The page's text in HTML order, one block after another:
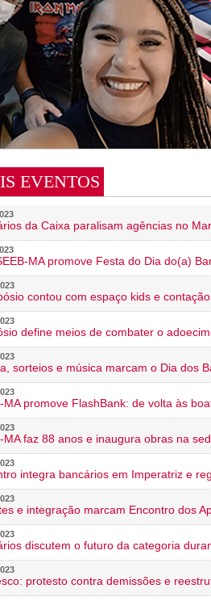
EVENTOS
da Caixa paralisam agências no
MA promove Festa do Dia do(a)
contou com espaço kids e
define meios de combater o
sorteios e música marcam o Dia dos
MA promove FlashBank: de volta às
MA faz 88 anos e inaugura obras na
integra bancários em Imperatriz e
e integração marcam Encontro dos
discutem o futuro da categoria
protesto contra demissões e